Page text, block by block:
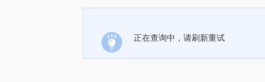
正在查询中，请刷新重试